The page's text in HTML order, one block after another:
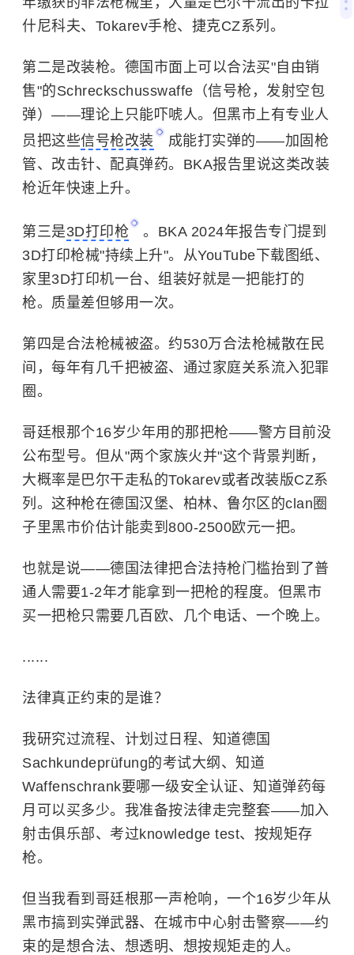
什尼科夫、Tokarev手枪、捷克CZ系列。
第二是改装枪。德国市面上可以合法买"自由销
售"的Schreckschusswaffe（信号枪，发射空包
弹）——理论上只能吓唬人。但黑市上有专业人
员把这些信号枪改装
成能打实弹的——加固枪
管、改击针、配真弹药。BKA报告里说这类改装
枪近年快速上升。
第三是3D打印枪
。BKA 2024年报告专门提到
3D打印枪械"持续上升"。从YouTube下载图纸、
家里3D打印机一台、组装好就是一把能打的
枪。质量差但够用一次。
第四是合法枪械被盗。约530万合法枪械散在民
间，每年有几千把被盗、通过家庭关系流入犯罪
圈。
哥廷根那个16岁少年用的那把枪——警方目前没
公布型号。但从"两个家族火并"这个背景判断，
大概率是巴尔干走私的Tokarev或者改装版CZ系
列。这种枪在德国汉堡、柏林、鲁尔区的clan圈
子里黑市价估计能卖到800-2500欧元一把。
也就是说——德国法律把合法持枪门槛抬到了普
通人需要1-2年才能拿到一把枪的程度。但黑市
买一把枪只需要几百欧、几个电话、一个晚上。
......
法律真正约束的是谁？
我研究过流程、计划过日程、知道德国
Sachkundeprüfung的考试大纲、知道
Waffenschrank要哪一级安全认证、知道弹药每
月可以买多少。我准备按法律走完整套——加入
射击俱乐部、考过knowledge test、按规矩存
枪。
但当我看到哥廷根那一声枪响，一个16岁少年从
黑市搞到实弹武器、在城市中心射击警察——约
束的是想合法、想透明、想按规矩走的人。